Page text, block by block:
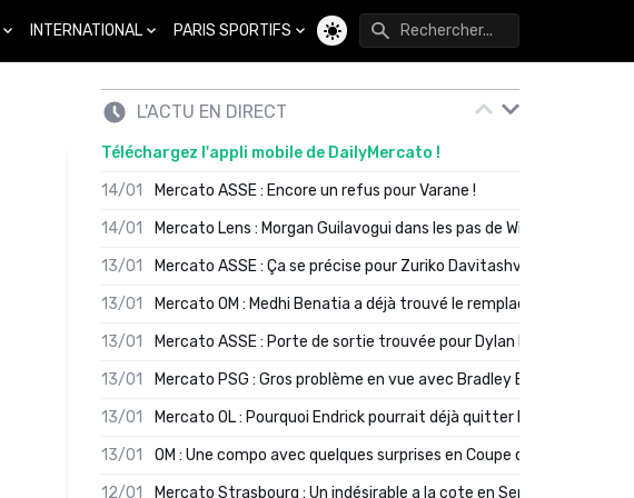
INTERNATIONAL PARIS SPORTIFS
Changer de thème
L'ACTU EN DIRECT
Téléchargez l'appli mobile de DailyMercato !
14/01
Mercato ASSE : Encore un refus pour Varane !
14/01
Mercato Lens : Morgan Guilavogui dans les pas de Will Still ?
13/01
Mercato ASSE : Ça se précise pour Zuriko Davitashvili
13/01
Mercato OM : Medhi Benatia a déjà trouvé le remplaçant de Robinio
13/01
Mercato ASSE : Porte de sortie trouvée pour Dylan Batubinsika
13/01
Mercato PSG : Gros problème en vue avec Bradley Barcola ?
13/01
Mercato OL : Pourquoi Endrick pourrait déjà quitter Lyon en janvier
13/01
OM : Une compo avec quelques surprises en Coupe de France
12/01
Mercato Strasbourg : Un indésirable a la cote en Serie A